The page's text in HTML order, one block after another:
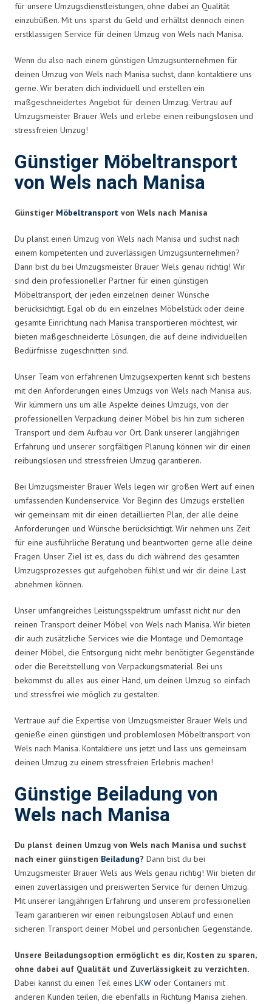
für unsere Umzugsdienstleistungen, ohne dabei an Qualität
einzubüßen. Mit uns sparst du Geld und erhältst dennoch einen
erstklassigen Service für deinen Umzug von Wels nach Manisa.
Wenn du also nach einem günstigen Umzugsunternehmen für
deinen Umzug von Wels nach Manisa suchst, dann kontaktiere uns
gerne. Wir beraten dich individuell und erstellen ein
maßgeschneidertes Angebot für deinen Umzug. Vertrau auf
Umzugsmeister Brauer Wels und erlebe einen reibungslosen und
stressfreien Umzug!
Günstiger Möbeltransport
von Wels nach Manisa
Günstiger Möbeltransport von Wels nach Manisa
Du planst einen Umzug von Wels nach Manisa und suchst nach
einem kompetenten und zuverlässigen Umzugsunternehmen?
Dann bist du bei Umzugsmeister Brauer Wels genau richtig! Wir
sind dein professioneller Partner für einen günstigen
Möbeltransport, der jeden einzelnen deiner Wünsche
berücksichtigt. Egal ob du ein einzelnes Möbelstück oder deine
gesamte Einrichtung nach Manisa transportieren möchtest, wir
bieten maßgeschneiderte Lösungen, die auf deine individuellen
Bedürfnisse zugeschnitten sind.
Unser Team von erfahrenen Umzugsexperten kennt sich bestens
mit den Anforderungen eines Umzugs von Wels nach Manisa aus.
Wir kümmern uns um alle Aspekte deines Umzugs, von der
professionellen Verpackung deiner Möbel bis hin zum sicheren
Transport und dem Aufbau vor Ort. Dank unserer langjährigen
Erfahrung und unserer sorgfältigen Planung können wir dir einen
reibungslosen und stressfreien Umzug garantieren.
Bei Umzugsmeister Brauer Wels legen wir großen Wert auf einen
umfassenden Kundenservice. Vor Beginn des Umzugs erstellen
wir gemeinsam mit dir einen detaillierten Plan, der alle deine
Anforderungen und Wünsche berücksichtigt. Wir nehmen uns Zeit
für eine ausführliche Beratung und beantworten gerne alle deine
Fragen. Unser Ziel ist es, dass du dich während des gesamten
Umzugsprozesses gut aufgehoben fühlst und wir dir deine Last
abnehmen können.
Unser umfangreiches Leistungsspektrum umfasst nicht nur den
reinen Transport deiner Möbel von Wels nach Manisa. Wir bieten
dir auch zusätzliche Services wie die Montage und Demontage
deiner Möbel, die Entsorgung nicht mehr benötigter Gegenstände
oder die Bereitstellung von Verpackungsmaterial. Bei uns
bekommst du alles aus einer Hand, um deinen Umzug so einfach
und stressfrei wie möglich zu gestalten.
Vertraue auf die Expertise von Umzugsmeister Brauer Wels und
genieße einen günstigen und problemlosen Möbeltransport von
Wels nach Manisa. Kontaktiere uns jetzt und lass uns gemeinsam
deinen Umzug zu einem stressfreien Erlebnis machen!
Günstige Beiladung von
Wels nach Manisa
Du planst deinen Umzug von Wels nach Manisa und suchst
nach einer günstigen Beiladung? Dann bist du bei
Umzugsmeister Brauer Wels aus Wels genau richtig! Wir bieten dir
einen zuverlässigen und preiswerten Service für deinen Umzug.
Mit unserer langjährigen Erfahrung und unserem professionellen
Team garantieren wir einen reibungslosen Ablauf und einen
sicheren Transport deiner Möbel und persönlichen Gegenstände.
Unsere Beiladungsoption ermöglicht es dir, Kosten zu sparen,
ohne dabei auf Qualität und Zuverlässigkeit zu verzichten.
Dabei kannst du einen Teil eines LKW oder Containers mit
anderen Kunden teilen, die ebenfalls in Richtung Manisa ziehen.